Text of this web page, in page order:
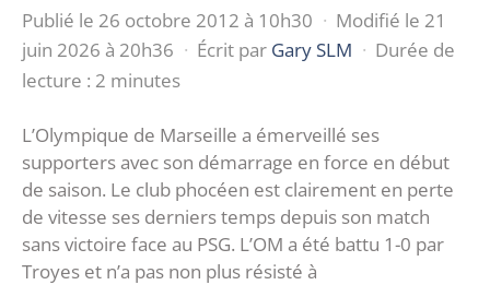
Publié le 26 octobre 2012 à 10h30 · Modifié le 21
juin 2026 à 20h36 · Écrit par Gary SLM · Durée de
lecture : 2 minutes
L’Olympique de Marseille a émerveillé ses
supporters avec son démarrage en force en début
de saison. Le club phocéen est clairement en perte
de vitesse ses derniers temps depuis son match
sans victoire face au PSG. L’OM a été battu 1-0 par
Troyes et n’a pas non plus résisté à